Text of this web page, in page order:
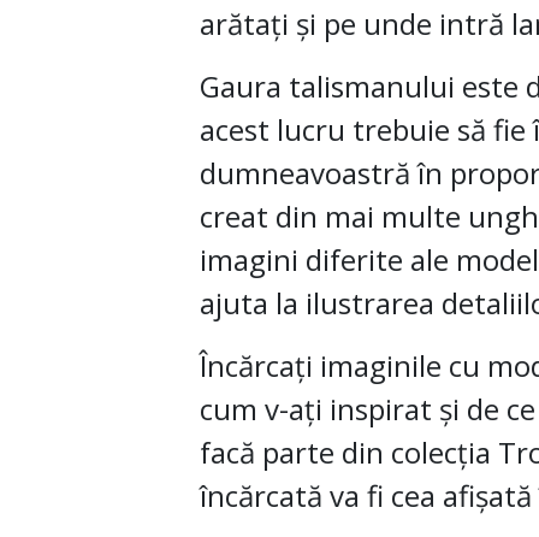
arătați și pe unde intră
Gaura talismanului este
acest lucru trebuie să
dumneavoastră în
creat din mai multe
imagini diferite ale
ajuta la ilustrarea
Încărcați imaginile cu
cum v-ați inspirat și de
facă parte din colecția
încărcată va fi cea